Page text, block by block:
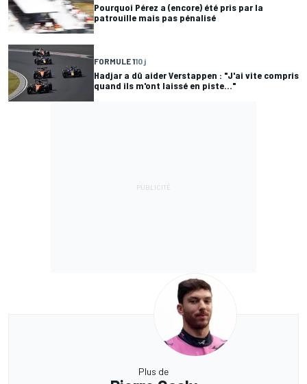
Pourquoi Pérez a (encore) été pris par la
patrouille mais pas pénalisé
FORMULE 110 j
Hadjar a dû aider Verstappen : "J'ai vite compris
quand ils m'ont laissé en piste..."
Plus de